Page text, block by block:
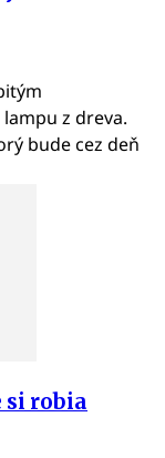
z dreva.
bude cez deň
si robia